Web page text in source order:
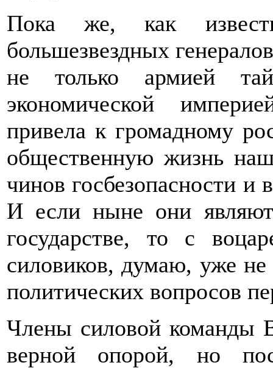
Пока же, как
большезвездных
не только армией
экономической
привела к громадному
общественную жизнь
чинов госбезопасности и
И если ныне они
государстве, то с
силовиков, думаю, уже не
политических вопросов
Члены силовой команды
верной опорой, но